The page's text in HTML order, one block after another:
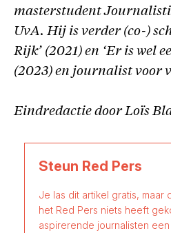
masterstudent
UvA. Hij is verder (co-)
Rijk’ (2021) en ‘Er is wel
(2023) en journalist voor
Eindredactie door Loïs
Steun Red Pers
Je las dit artikel gratis, maar
het Red Pers niets heeft
aspirerende journalisten